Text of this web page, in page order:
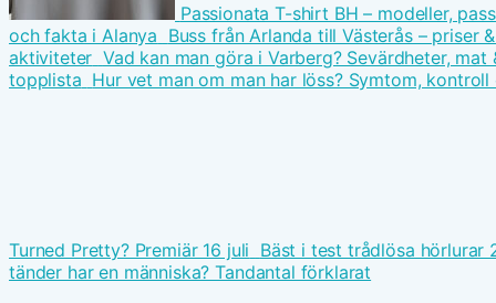
Passionata T-shirt BH – modeller,
och fakta i Alanya Buss från Arlanda till Västerås – priser
aktiviteter Vad kan man göra i Varberg? Sevärdheter, mat
topplista Hur vet man om man har löss? Symtom,
Turned Pretty? Premiär 16 juli Bäst i test trådlösa hörlurar
tänder har en människa? Tandantal förklarat